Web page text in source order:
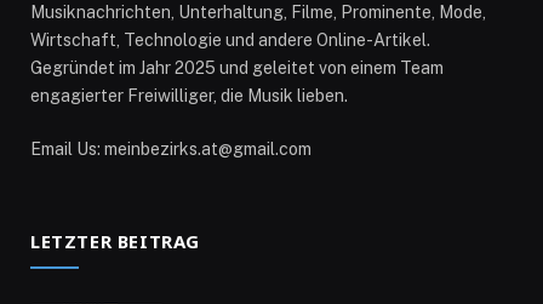
Musiknachrichten, Unterhaltung, Filme, Prominente, Mode,
Wirtschaft, Technologie und andere Online-Artikel.
Gegründet im Jahr 2025 und geleitet von einem Team
engagierter Freiwilliger, die Musik lieben.
Email Us: meinbezirks.at@gmail.com
LETZTER BEITRAG